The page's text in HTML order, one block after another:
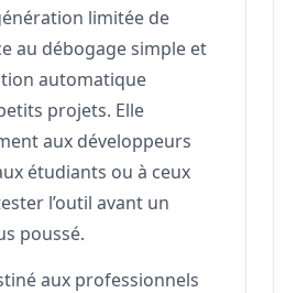
limitée de
au débogage simple et
automatique
projets. Elle
aux développeurs
étudiants ou à ceux
l’outil avant un
poussé.
aux professionnels